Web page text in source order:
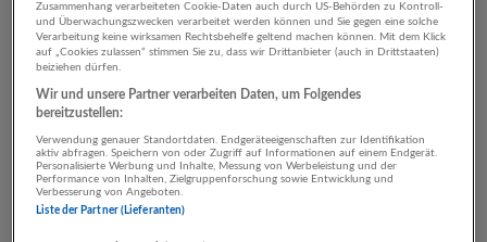
1 Transport, Verkehr Finanz-
und Versicherungsleistungen
Unternehmen
Zusammenhang verarbeiteten Cookie-Daten auch durch US-Behörden zu Kontroll-
und Überwachungszwecken verarbeitet werden können und Sie gegen eine solche
Verarbeitung keine wirksamen Rechtsbehelfe geltend machen können. Mit dem Klick
auf „Cookies zulassen“ stimmen Sie zu, dass wir Drittanbieter (auch in Drittstaaten)
beiziehen dürfen.
Wir und unsere Partner verarbeiten Daten, um Folgendes
bereitzustellen:
Verwendung genauer Standortdaten. Endgeräteeigenschaften zur Identifikation
aktiv abfragen. Speichern von oder Zugriff auf Informationen auf einem Endgerät.
Personalisierte Werbung und Inhalte, Messung von Werbeleistung und der
Performance von Inhalten, Zielgruppenforschung sowie Entwicklung und
Verbesserung von Angeboten.
Liste der Partner (Lieferanten)